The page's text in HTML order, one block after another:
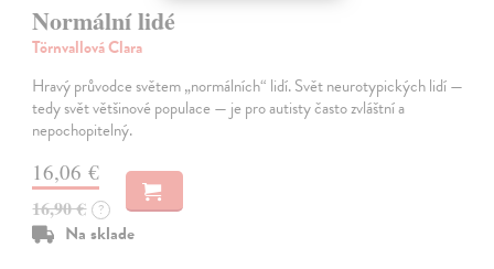
Normální lidé
Törnvallová Clara
Hravý průvodce světem „normálních“ lidí. Svět neurotypických lidí —
tedy svět většinové populace — je pro autisty často zvláštní a
nepochopitelný.
16,06 €
16,90 € ?
Na sklade